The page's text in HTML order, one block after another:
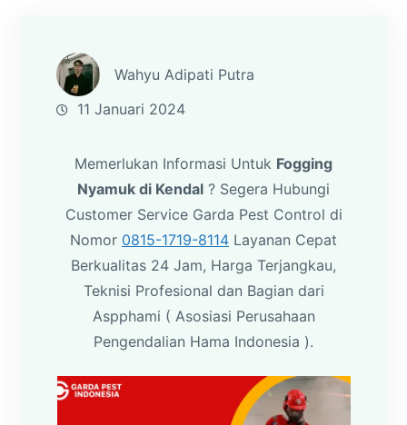
Wahyu Adipati Putra
11 Januari 2024
Memerlukan Informasi Untuk Fogging
Nyamuk di Kendal ? Segera Hubungi
Customer Service Garda Pest Control di
Nomor 0815-1719-8114 Layanan Cepat
Berkualitas 24 Jam, Harga Terjangkau,
Teknisi Profesional dan Bagian dari
Aspphami ( Asosiasi Perusahaan
Pengendalian Hama Indonesia ).